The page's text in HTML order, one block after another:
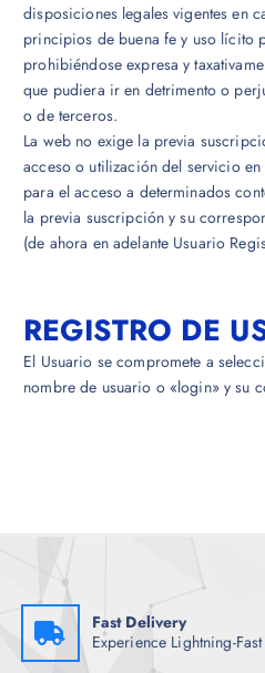
disposiciones legales vigentes en
principios de buena fe y uso lícito
prohibiéndose expresa y
que pudiera ir en detrimento o
o de terceros.
La web no exige la previa
acceso o utilización del servicio
para el acceso a determinados
la previa suscripción y su
(de ahora en adelante Usuario
REGISTRO DE
El Usuario se compromete a
nombre de usuario o «login» y su
Fast Delivery
Experience Lightning-